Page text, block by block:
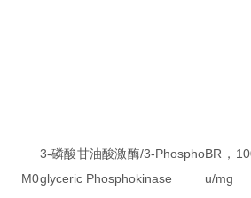
M0
3-磷酸甘油酸激酶/3-Phospho
glyceric Phosphokinase
BR，
u/mg